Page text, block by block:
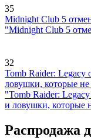
35
Midnight Club 5
"Midnight Club 5
32
Tomb Raider: Legacy
ловушки, которые
"Tomb Raider:
и ловушки, которые
Распродажа